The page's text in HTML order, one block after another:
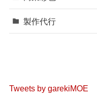
製作代行
Tweets by garekiMOE